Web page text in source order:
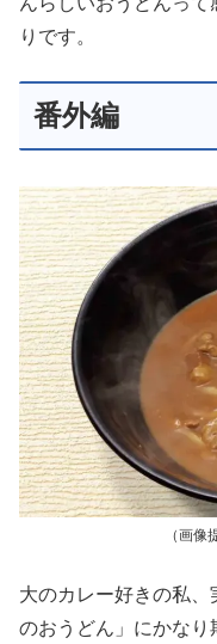
りです。
番外編
（画像
大のカレー好きの私
のおうどん」にかなり